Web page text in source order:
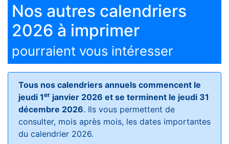
Nos autres calendriers
2026 à imprimer
pourraient vous intéresser
Tous nos calendriers annuels commencent le
jeudi 1er janvier 2026 et se terminent le jeudi 31
décembre 2026. Ils vous permettent de
consulter, mois après mois, les dates importantes
du calendrier 2026.